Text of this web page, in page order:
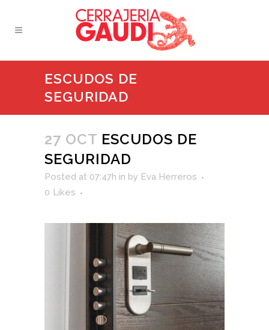
ESCUDOS DE
SEGURIDAD
27 OCT ESCUDOS DE
SEGURIDAD
Posted at 07:47h in by Eva Herreros
0 Likes